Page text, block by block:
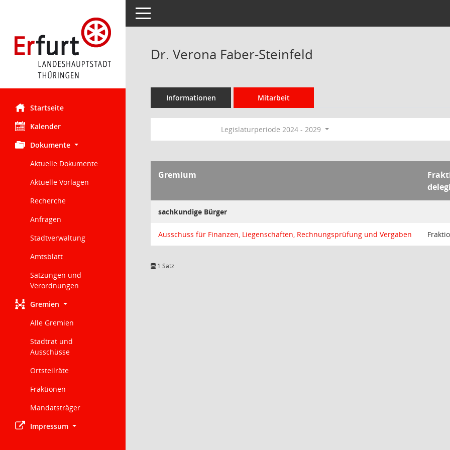
Startseite
Kalender
Dokumente
Aktuelle Dokumente
Aktuelle Vorlagen
Recherche
Anfragen
Stadtverwaltung
Amtsblatt
Satzungen und
Verordnungen
Gremien
Alle Gremien
Stadtrat und
Ausschüsse
Ortsteilräte
Fraktionen
Mandatsträger
Impressum
Toggle navigation
Dr. Verona Faber-Steinfeld
Informationen Mitarbeit
Legislaturperiode 2024 - 2029
Gremium
sachkundige Bürger
Ausschuss für Finanzen, Liegenschaften, Rechnungsprüfung und Vergaben
1 Satz